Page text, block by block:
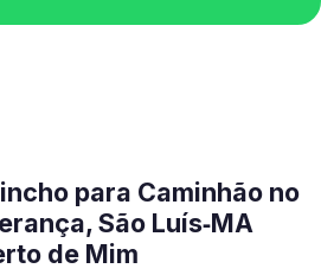
para Caminhão no
São Luís‑MA
de Mim